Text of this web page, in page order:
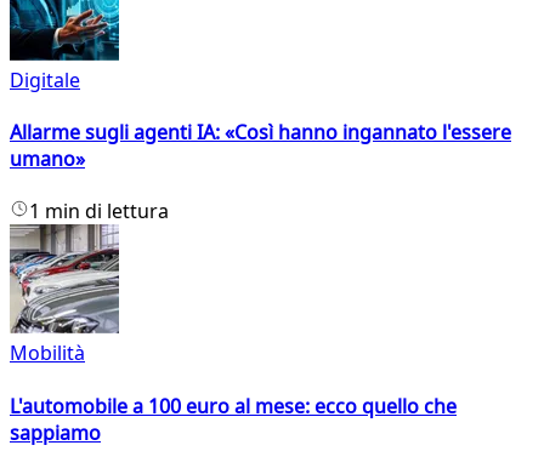
Digitale
Allarme sugli agenti IA: «Così hanno ingannato l'essere
umano»
1 min di lettura
Mobilità
L'automobile a 100 euro al mese: ecco quello che
sappiamo